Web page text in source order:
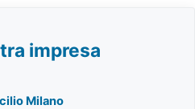
impresa
Milano